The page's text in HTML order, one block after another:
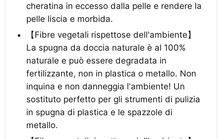
cheratina in eccesso dalla pelle e rendere la
pelle liscia e morbida.
【Fibre vegetali rispettose dell'ambiente】
La spugna da doccia naturale è al 100%
naturale e può essere degradata in
fertilizzante, non in plastica o metallo. Non
inquina e non danneggia l'ambiente! Un
sostituto perfetto per gli strumenti di pulizia
in spugna di plastica e le spazzole di
metallo.